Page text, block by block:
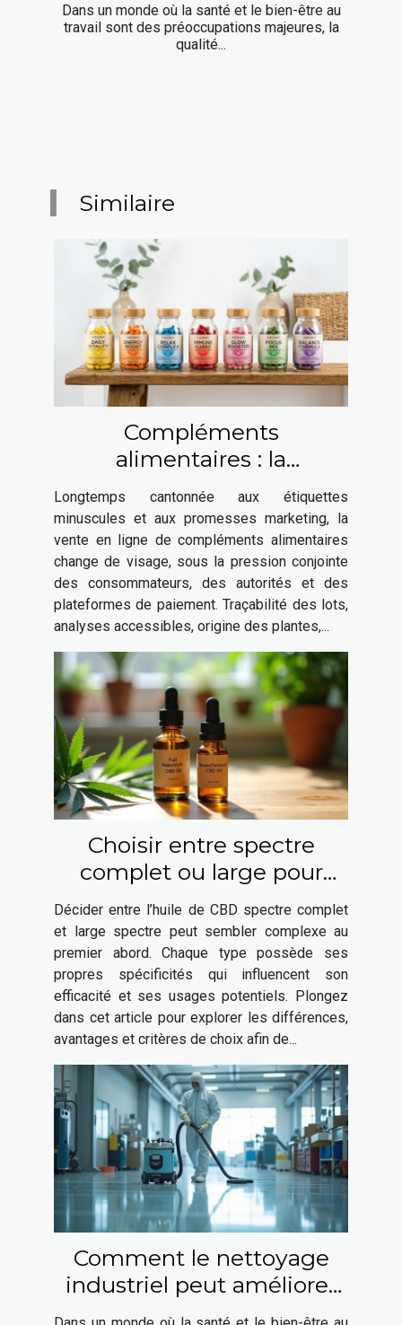
Dans un monde où la santé et le bien-être au
travail sont des préoccupations majeures, la
qualité...
Similaire
Compléments
alimentaires : la
transparence, nouvel atout
des boutiques en ligne
Longtemps cantonnée aux étiquettes
minuscules et aux promesses marketing, la
vente en ligne de compléments alimentaires
change de visage, sous la pression conjointe
des consommateurs, des autorités et des
plateformes de paiement. Traçabilité des lots,
analyses accessibles, origine des plantes,...
Choisir entre spectre
complet ou large pour
l'huile de CBD
Décider entre l’huile de CBD spectre complet
et large spectre peut sembler complexe au
premier abord. Chaque type possède ses
propres spécificités qui influencent son
efficacité et ses usages potentiels. Plongez
dans cet article pour explorer les différences,
avantages et critères de choix afin de...
Comment le nettoyage
industriel peut améliorer
la qualité de l'air intérieur